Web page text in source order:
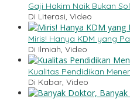
Gaji Hakim Naik Bukan
Di Literasi, Video
Miris! Hanya KDM yang
Di Ilmiah, Video
Kualitas Pendidikan
Di Kabar, Video